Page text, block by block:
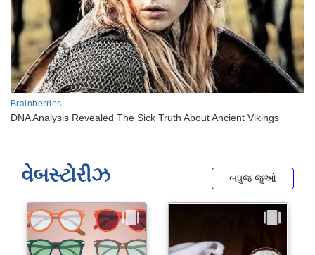
વેબસ્ટોરીઝ બધુજ જુઓ